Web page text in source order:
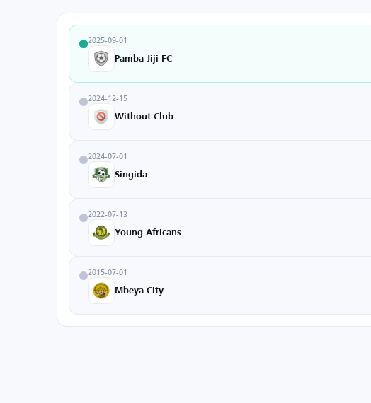
2025-09-01
Pamba Jiji FC
2024-12-15
Without Club
2024-07-01
Singida
2022-07-13
Young Africans
2015-07-01
Mbeya City